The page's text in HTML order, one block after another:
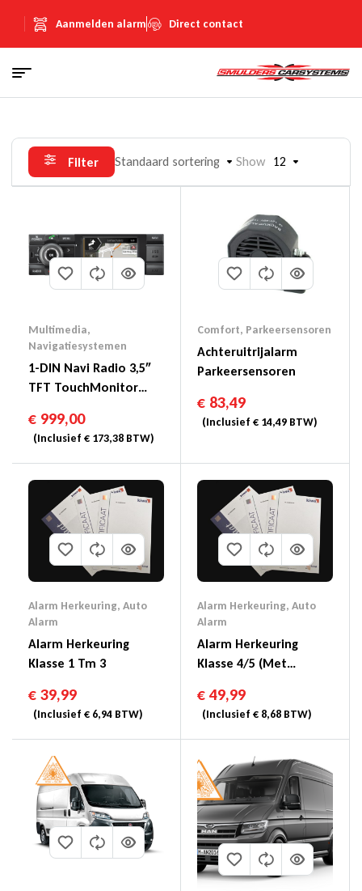
Aanmelden alarm Direct contact
Filter Standaard sortering Show 12
Multimedia,
Navigatiesystemen
1-DIN Navi Radio 3,5″
TFT TouchMonitor
€ 999,00
(Inclusief € 173,38 BTW)
Comfort, Parkeersensoren
Achteruitrijalarm
Parkeersensoren
€ 83,49
(Inclusief € 14,49 BTW)
Alarm Herkeuring, Auto
Alarm
Alarm Herkeuring
Klasse 1 Tm 3
€ 39,99
(Inclusief € 6,94 BTW)
Alarm Herkeuring, Auto
Alarm
Alarm Herkeuring
Klasse 4/5 (Met
€ 49,99
(Inclusief € 8,68 BTW)